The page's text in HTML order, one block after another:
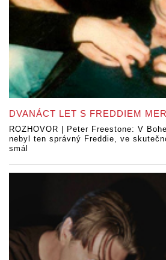
DVANÁCT LET S FREDDIEM
ROZHOVOR | Peter Freestone: V
nebyl ten správný Freddie, ve
smál